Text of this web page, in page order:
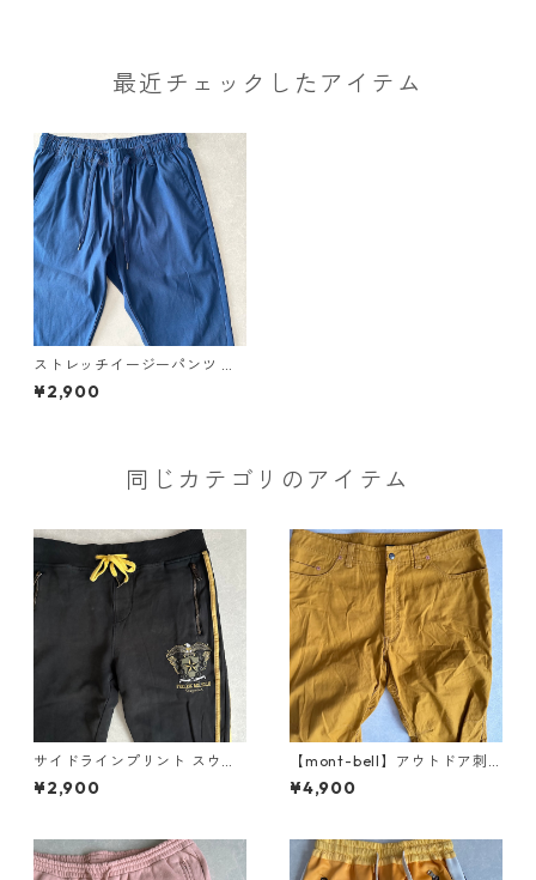
最近チェックしたアイテム
ストレッチイージーパンツ ブ
ルー L 古着 メンズ
¥2,900
同じカテゴリのアイテム
サイドラインプリント スウェ
ットジョガーパンツ ブラック
M 古着 メンズ
¥2,900
【mont-bell】アウトドア刺
繍ストレートストレッチパン
ツ イエロー XL 古着 メンズ
¥4,900